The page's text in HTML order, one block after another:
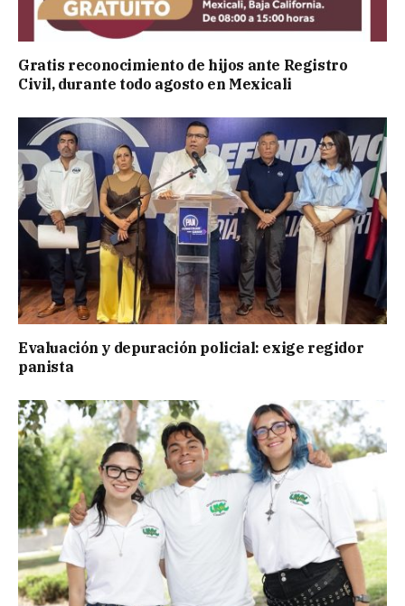
Gratis reconocimiento de hijos ante Registro
Civil, durante todo agosto en Mexicali
Evaluación y depuración policial: exige regidor
panista